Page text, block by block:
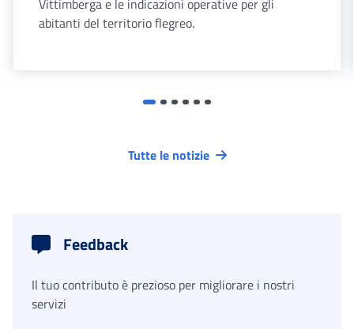
Vittimberga e le indicazioni operative per gli
abitanti del territorio flegreo.
Tutte le notizie
Feedback
Il tuo contributo è prezioso per migliorare i nostri
servizi